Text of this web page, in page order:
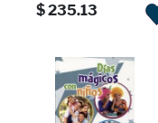
$ 235.13